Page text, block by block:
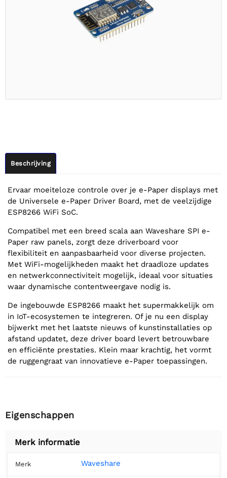
Beschrijving
Ervaar moeiteloze controle over je e-Paper displays met
de Universele e-Paper Driver Board, met de veelzijdige
ESP8266 WiFi SoC.
Compatibel met een breed scala aan Waveshare SPI e-
Paper raw panels, zorgt deze driverboard voor
flexibiliteit en aanpasbaarheid voor diverse projecten.
Met WiFi-mogelijkheden maakt het draadloze updates
en netwerkconnectiviteit mogelijk, ideaal voor situaties
waar dynamische contentweergave nodig is.
De ingebouwde ESP8266 maakt het supermakkelijk om
in IoT-ecosystemen te integreren. Of je nu een display
bijwerkt met het laatste nieuws of kunstinstallaties op
afstand updatet, deze driver board levert betrouwbare
en efficiënte prestaties. Klein maar krachtig, het vormt
de ruggengraat van innovatieve e-Paper toepassingen.
Eigenschappen
Merk informatie
Merk Waveshare